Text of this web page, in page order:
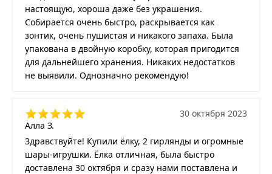
настоящую, хороша даже без украшения.
Собирается очень быстро, раскрывается как
зонтик, очень пушистая и никакого запаха. Была
упакована в двойную коробку, которая пригодится
для дальнейшего хранения. Никаких недостатков
не выявили. Однозначно рекомендую!
Алла З.
30 октября 2023
Здравствуйте! Купили ёлку, 2 гирлянды и огромные
шары-игрушки. Ёлка отличная, была быстро
доставлена 30 октября и сразу нами поставлена и